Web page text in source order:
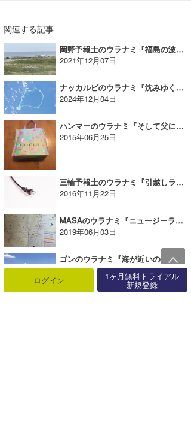
関連する記事
岡野予報士のウラナミ『福島の波は？』
2021年12月07日
ナッカルビのウラナミ『沈みゆく楽園のデジタル国家への挑戦』
2024年12月04日
ハンマーのウラナミ『そして父になる…なってないような。』
2015年06月25日
三輪予報士のウラナミ『引越しラインアップ作戦』
2016年11月22日
MASAのウラナミ『ニュージーランド到着①』
2019年06月03日
ゴンのウラナミ『海が近いのはありがたい 』
2017年07月28日
ログイン 1ヶ月無料トライアル
新規登録